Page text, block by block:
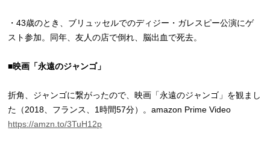
・43歳のとき、ブリュッセルでのディジー・ガレスピー公演にゲ
スト参加。同年、友人の店で倒れ、脳出血で死去。
■映画「永遠のジャンゴ」
折角、ジャンゴに繋がったので、映画「永遠のジャンゴ」を観まし
た（2018、フランス、1時間57分）。amazon Prime Video
https://amzn.to/3TuH12p